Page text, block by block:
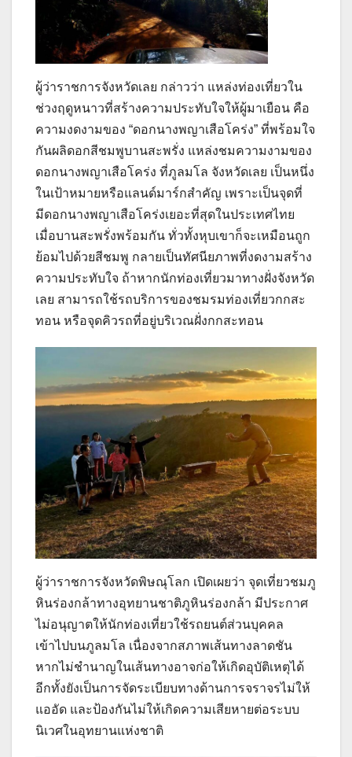
ผู้ว่าราชการจังหวัดเลย กล่าวว่า แหล่งท่องเที่ยวใน
ช่วงฤดูหนาวที่สร้างความประทับใจให้ผู้มาเยือน คือ
ความงดงามของ “ดอกนางพญาเสือโคร่ง” ที่พร้อมใจ
กันผลิดอกสีชมพูบานสะพรั่ง แหล่งชมความงามของ
ดอกนางพญาเสือโคร่ง ที่ภูลมโล จังหวัดเลย เป็นหนึ่ง
ในเป้าหมายหรือแลนด์มาร์กสำคัญ เพราะเป็นจุดที่
มีดอกนางพญาเสือโคร่งเยอะที่สุดในประเทศไทย
เมื่อบานสะพรั่งพร้อมกัน ทั่วทั้งหุบเขาก็จะเหมือนถูก
ย้อมไปด้วยสีชมพู กลายเป็นทัศนียภาพที่งดงามสร้าง
ความประทับใจ ถ้าหากนักท่องเที่ยวมาทางฝั่งจังหวัด
เลย สามารถใช้รถบริการของชมรมท่องเที่ยวกกสะ
ทอน หรือจุดคิวรถที่อยู่บริเวณฝั่งกกสะทอน
ผู้ว่าราชการจังหวัดพิษณุโลก เปิดเผยว่า จุดเที่ยวชมภู
หินร่องกล้าทางอุทยานชาติภูหินร่องกล้า มีประกาศ
ไม่อนุญาตให้นักท่องเที่ยวใช้รถยนต์ส่วนบุคคล
เข้าไปบนภูลมโล เนื่องจากสภาพเส้นทางลาดชัน
หากไม่ชำนาญในเส้นทางอาจก่อให้เกิดอุบัติเหตุได้
อีกทั้งยังเป็นการจัดระเบียบทางด้านการจราจรไม่ให้
แออัด และป้องกันไม่ให้เกิดความเสียหายต่อระบบ
นิเวศในอุทยานแห่งชาติ